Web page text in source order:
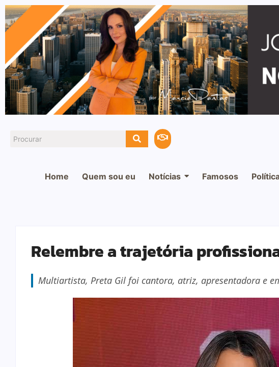
Home Quem sou eu Notícias Famosos
Relembre a trajetória
Multiartista, Preta Gil foi cantora, atriz, apresentadora e